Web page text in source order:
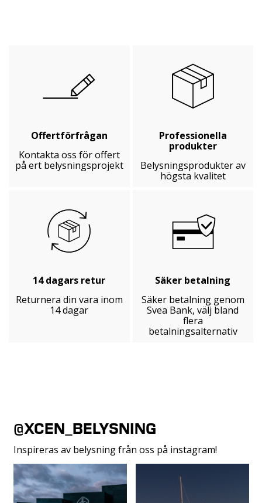
Offertförfrågan
Kontakta oss för offert
på ert belysningsprojekt
Professionella
produkter
Belysningsprodukter av
högsta kvalitet
14 dagars retur
Returnera din vara inom
14 dagar
Säker betalning
Säker betalning genom
Svea Bank, välj bland
flera
betalningsalternativ
@XCEN_BELYSNING
Inspireras av belysning från oss på instagram!